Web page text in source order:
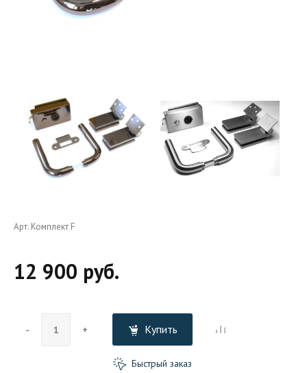
Арт. Комплект F
12 900 руб.
- + Купить
Быстрый заказ